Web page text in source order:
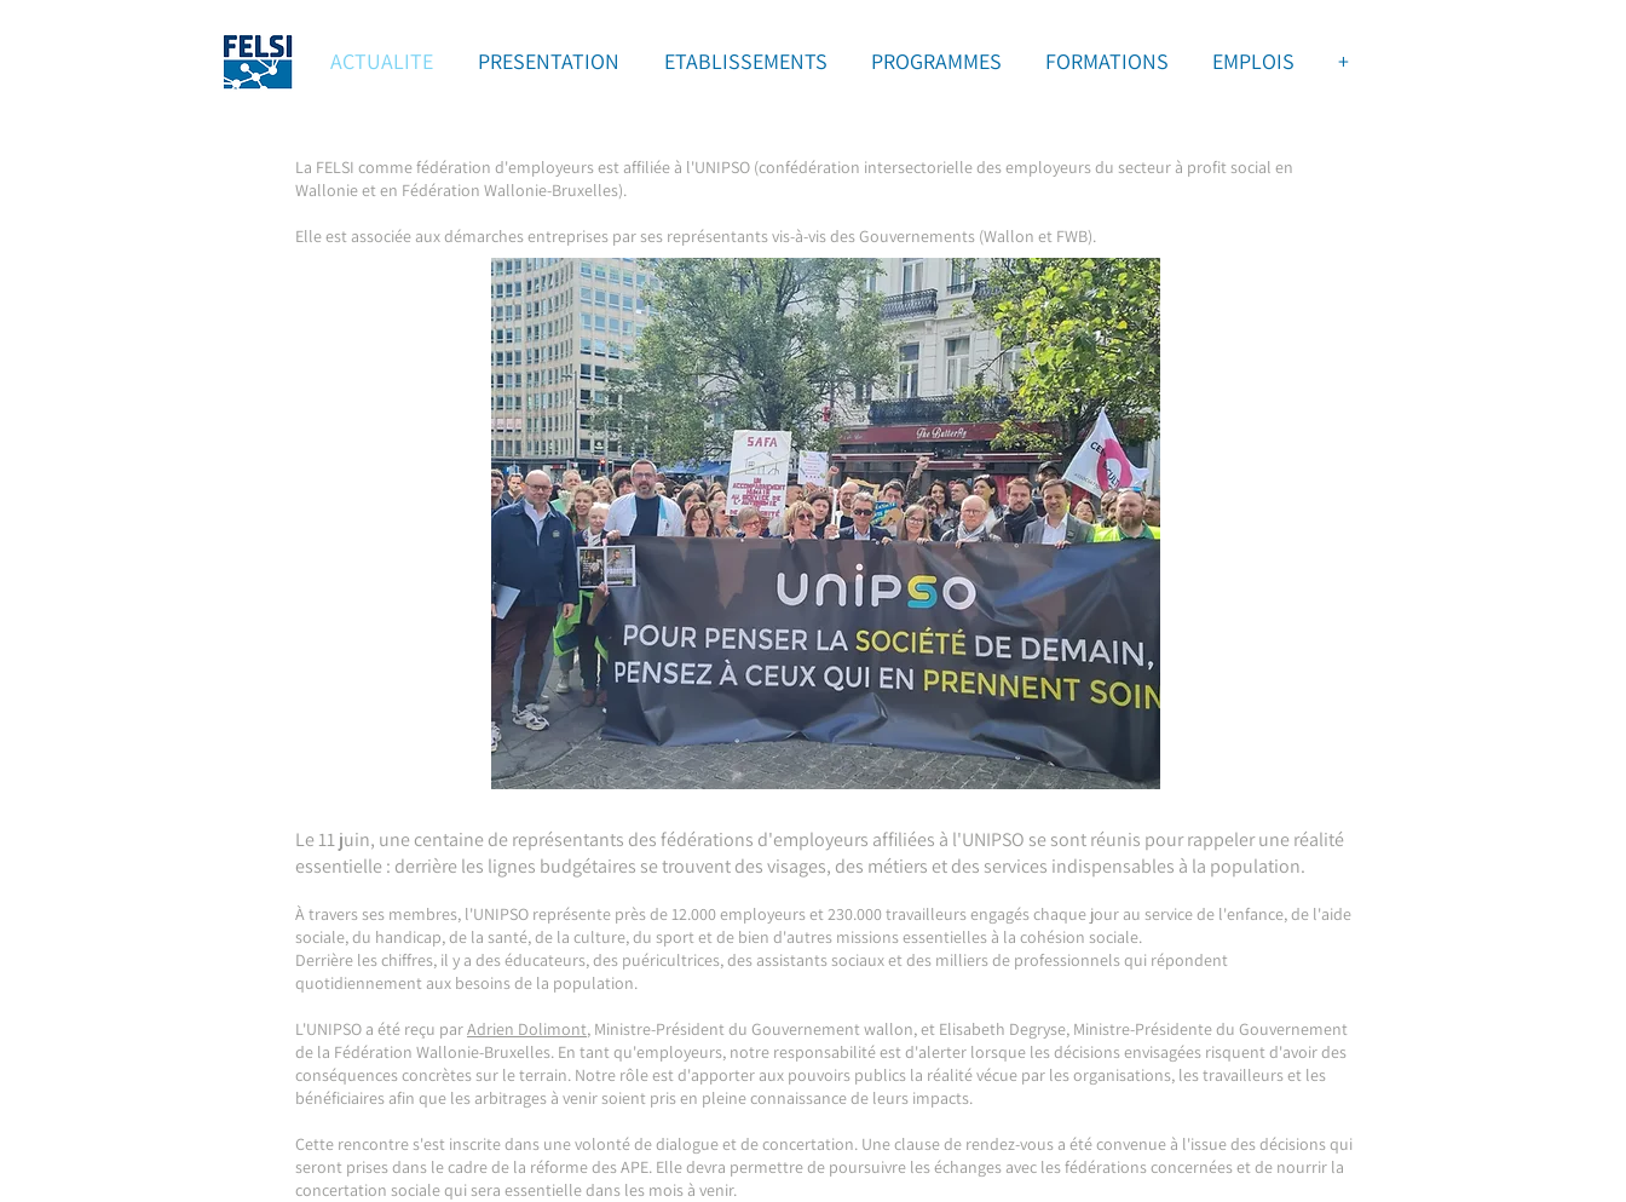
ACTUALITE PRESENTATION ETABLISSEMENTS PROGRAMMES FORMATIONS EMPLOIS +
La FELSI comme fédération d'employeurs est affiliée à l'UNIPSO (confédération intersectorielle des employeurs du secteur à profit social en
Wallonie et en Fédération Wallonie-Bruxelles).
Elle est associée aux démarches entreprises par ses représentants vis-à-vis des Gouvernements (Wallon et FWB).
Le 11 juin, une centaine de représentants des fédérations d'employeurs affiliées à l'UNIPSO se sont réunis pour rappeler une réalité
essentielle : derrière les lignes budgétaires se trouvent des visages, des métiers et des services indispensables à la population.
À travers ses membres, l'UNIPSO représente près de 12.000 employeurs et 230.000 travailleurs engagés chaque jour au service de l'enfance, de l'aide
sociale, du handicap, de la santé, de la culture, du sport et de bien d'autres missions essentielles à la cohésion sociale.
Derrière les chiffres, il y a des éducateurs, des puéricultrices, des assistants sociaux et des milliers de professionnels qui répondent
quotidiennement aux besoins de la population.
L'UNIPSO a été reçu parAdrien Dolimont, Ministre-Président du Gouvernement wallon, et Elisabeth Degryse, Ministre-Présidente du Gouvernement
de la Fédération Wallonie-Bruxelles. En tant qu'employeurs, notre responsabilité est d'alerter lorsque les décisions envisagées risquent d'avoir des
conséquences concrètes sur le terrain. Notre rôle est d'apporter aux pouvoirs publics la réalité vécue par les organisations, les travailleurs et les
bénéficiaires afin que les arbitrages à venir soient pris en pleine connaissance de leurs impacts.
Cette rencontre s'est inscrite dans une volonté de dialogue et de concertation. Une clause de rendez-vous a été convenue à l'issue des décisions qui
seront prises dans le cadre de la réforme des APE. Elle devra permettre de poursuivre les échanges avec les fédérations concernées et de nourrir la
concertation sociale qui sera essentielle dans les mois à venir.